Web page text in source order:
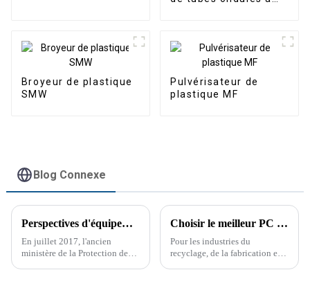
Broyeur de plastique
SMW
Pulvérisateur de
plastique MF
Blog Connexe
Perspectives d'équipements de lavage et de recyclage du plastique
En juillet 2017, l'ancien
ministère de la Protection de
Choisir le meilleur PC Strong Crusher pour votre entreprise
Pour les industries du
recyclage, de la fabrication et